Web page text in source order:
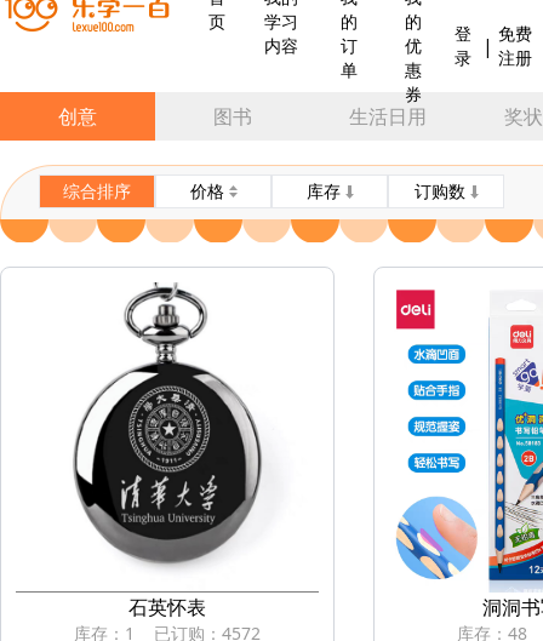
页
学习
内容
的
订
单
的
优
惠
券
登
录
| 免费
注册
创意 图书 生活日用 奖
综合排序 价格 库存 订购数
石英怀表
库存： 1 已订购： 4572
洞洞
库存： 48